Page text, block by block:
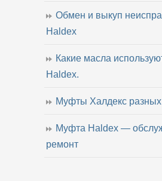
Обмен и выкуп
Haldex
Какие масла
Haldex.
Муфты Халдекс разных
Муфта Haldex —
ремонт